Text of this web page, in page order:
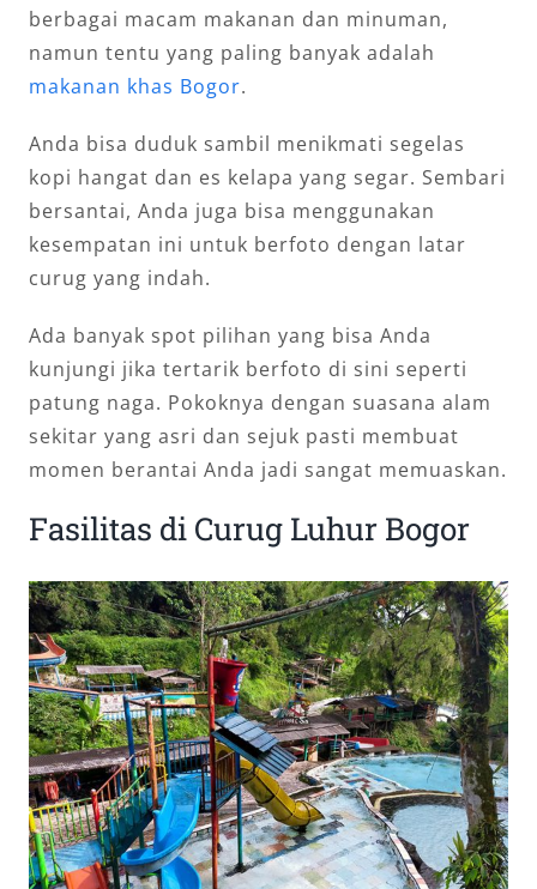
berbagai macam makanan dan minuman,
namun tentu yang paling banyak adalah
makanan khas Bogor.
Anda bisa duduk sambil menikmati segelas
kopi hangat dan es kelapa yang segar. Sembari
bersantai, Anda juga bisa menggunakan
kesempatan ini untuk berfoto dengan latar
curug yang indah.
Ada banyak spot pilihan yang bisa Anda
kunjungi jika tertarik berfoto di sini seperti
patung naga. Pokoknya dengan suasana alam
sekitar yang asri dan sejuk pasti membuat
momen berantai Anda jadi sangat memuaskan.
Fasilitas di Curug Luhur Bogor